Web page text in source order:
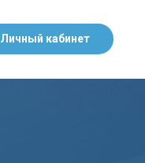
Личный кабинет